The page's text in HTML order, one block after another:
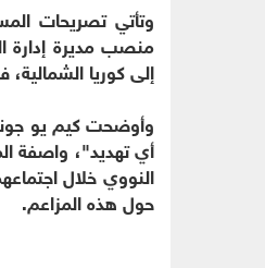
وتأتي تصريحات
منصب مديرة إدارة
إلى كوريا الشمالية،
وأوضحت كيم يو
أي تهديد"، واصفة
النووي خلال
حول هذه المزاعم.